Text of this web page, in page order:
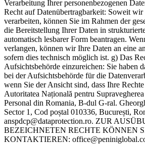
Verarbeitung Ihrer personenbezogenen
Recht auf Datenübertragbarkeit: Soweit
verarbeiten, können Sie im Rahmen der
die Bereitstellung Ihrer Daten in
automatisch lesbarer Form beantragen.
verlangen, können wir Ihre Daten an eine
sofern dies technisch möglich ist. g) Das
Aufsichtsbehörde einzureichen: Sie haben
bei der Aufsichtsbehörde für die
wenn Sie der Ansicht sind, dass Ihre
Autoritatea Națională pentru
Personal din Romania, B-dul G-ral.
Sector 1, Cod poștal 010336, București,
anspdcp@dataprotection.ro. ZUR
BEZEICHNETEN RECHTE KÖNNEN
KONTAKTIEREN: